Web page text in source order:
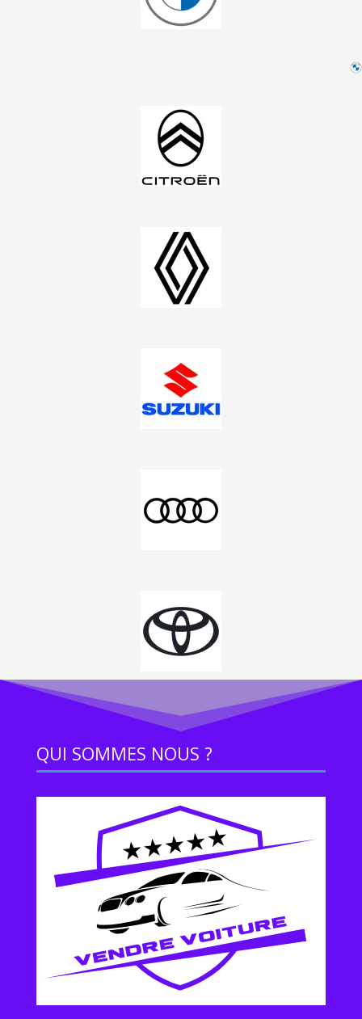
QUI SOMMES NOUS ?